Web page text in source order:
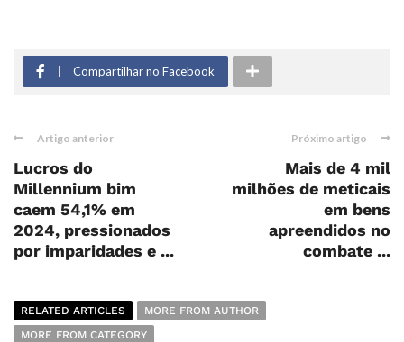
Compartilhar no Facebook
Artigo anterior
Lucros do
Millennium bim
caem 54,1% em
2024, pressionados
por imparidades e ...
Próximo artigo
Mais de 4 mil
milhões de meticais
em bens
apreendidos no
combate ...
RELATED ARTICLES
MORE FROM AUTHOR
MORE FROM CATEGORY